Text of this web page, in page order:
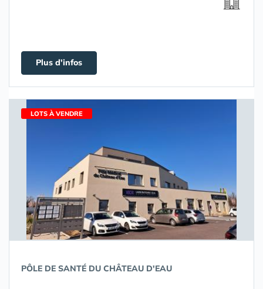
Plus d'infos
LOTS À VENDRE
PÔLE DE SANTÉ DU CHÂTEAU D'EAU